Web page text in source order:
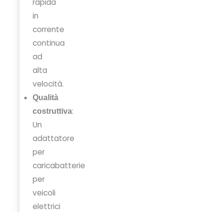
in
corrente
continua
ad
alta
velocità.
Qualità
costruttiva:
Un
adattatore
per
caricabatterie
per
veicoli
elettrici